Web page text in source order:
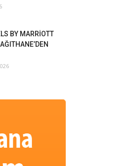
BY MARRİOTT